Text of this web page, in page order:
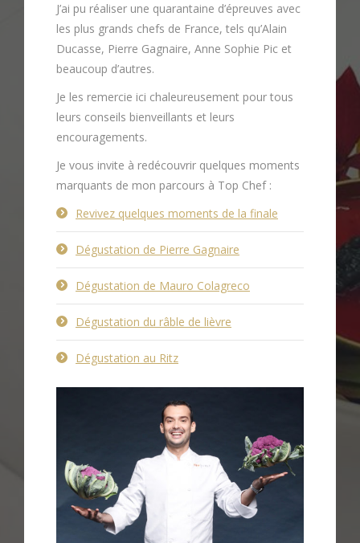
J’ai pu réaliser une quarantaine d’épreuves avec
les plus grands chefs de France, tels qu’Alain
Ducasse, Pierre Gagnaire, Anne Sophie Pic et
beaucoup d’autres.
Je les remercie ici chaleureusement pour tous
leurs conseils bienveillants et leurs
encouragements.
Je vous invite à redécouvrir quelques moments
marquants de mon parcours à Top Chef :
Revivez quelques moments de la finale
Dégustation de Pierre Gagnaire
Dégustation de Mauro Colagreco
Dégustation du râble de lièvre
Dégustation au Ritz